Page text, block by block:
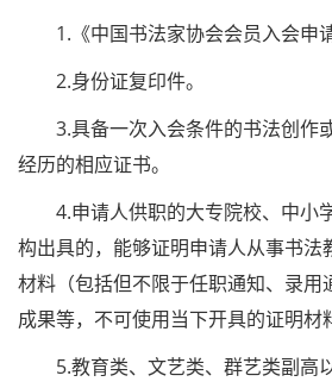
1.《中国书法家协会会员入会申
2.身份证复印件。
3.具备一次入会条件的书法创作
经历的相应证书。
4.申请人供职的大专院校、中小
构出具的，能够证明申请人从事书法
材料（包括但不限于任职通知、录用
成果等，不可使用当下开具的证明材
5.教育类、文艺类、群艺类副高